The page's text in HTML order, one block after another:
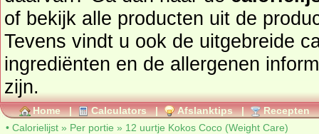
of bekijk alle producten uit de
Tevens vindt u ook de uitgebreide
ingrediënten en de allergenen
zijn.
Home | Calculators | Afslanktips | Recepten
• Calorielijst » Per portie » 12 uurtje Kokos Coco (Weight Care)